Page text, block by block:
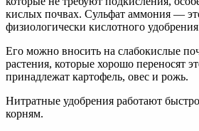
кислых почвах. Сульфат аммония —
физиологически кислотного
Его можно вносить на слабокислые
растения, которые хорошо переносят
принадлежат картофель, овес и рожь.
Нитратные удобрения работают
корням.